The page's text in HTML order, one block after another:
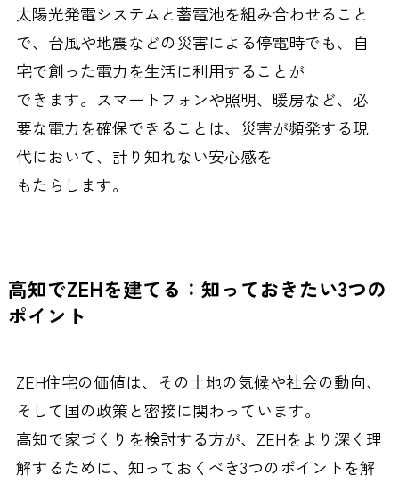
太陽光発電システムと蓄電池を組み合わせること
で、台風や地震などの災害による停電時でも、自
宅で創った電力を生活に利用することが
できます。スマートフォンや照明、暖房など、必
要な電力を確保できることは、災害が頻発する現
代において、計り知れない安心感を
もたらします。
高知でZEHを建てる：知っておきたい3つの
ポイント
ZEH住宅の価値は、その土地の気候や社会の動向、
そして国の政策と密接に関わっています。
高知で家づくりを検討する方が、ZEHをより深く理
解するために、知っておくべき3つのポイントを解